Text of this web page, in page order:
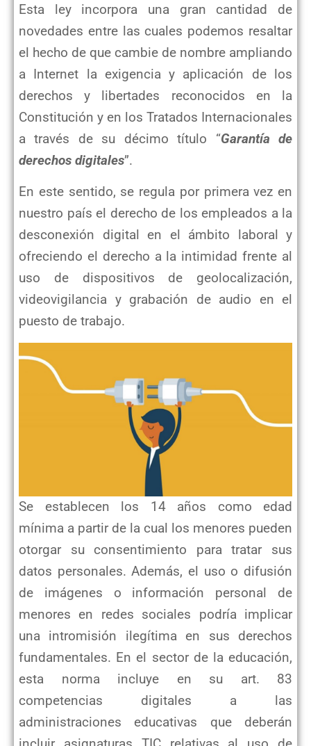
Esta ley incorpora una gran cantidad de
novedades entre las cuales podemos resaltar
el hecho de que cambie de nombre ampliando
a Internet la exigencia y aplicación de los
derechos y libertades reconocidos en la
Constitución y en los Tratados Internacionales
a través de su décimo título “Garantía de
derechos digitales”.
En este sentido, se regula por primera vez en
nuestro país el derecho de los empleados a la
desconexión digital en el ámbito laboral y
ofreciendo el derecho a la intimidad frente al
uso de dispositivos de geolocalización,
videovigilancia y grabación de audio en el
puesto de trabajo.
Se establecen los 14 años como edad
mínima a partir de la cual los menores pueden
otorgar su consentimiento para tratar sus
datos personales. Además, el uso o difusión
de imágenes o información personal de
menores en redes sociales podría implicar
una intromisión ilegítima en sus derechos
fundamentales. En el sector de la educación,
esta norma incluye en su art. 83
competencias digitales a las
administraciones educativas que deberán